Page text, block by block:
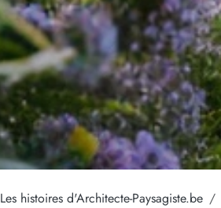
Les histoires d'Architecte-Paysagiste.be